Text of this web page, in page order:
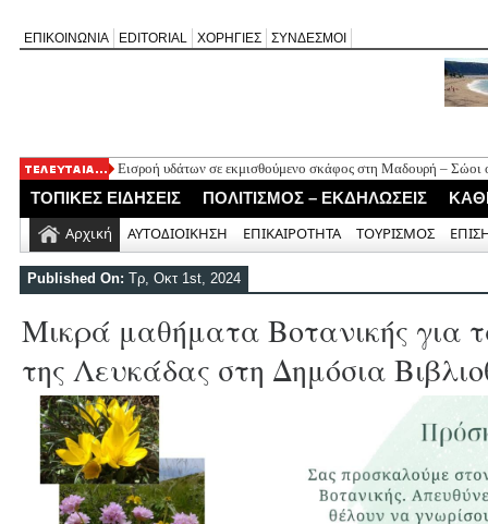
ΕΠΙΚΟΙΝΩΝΙΑ EDITORIAL ΧΟΡΗΓΙΕΣ ΣΥΝΔΕΣΜΟΙ
Εισροή υδάτων σε εκμισθούμενο σκάφος στη Μαδουρή – Σώοι
ΣΧΟΛΙΟ ΣΤΟ ΔΗΜΟΣΙΕΥΜΑ: «Η Φαρμακολύτρια» του
Καλλιγωνίου (της Χριστίνας Μιχαλά)
Άγιος Νικήτας: Απορρίφθηκε αίτημα για φιλανθρωπική δράση
Νέο Τουριστικό Χωροταξικό: Τι αλλάζει σε Λευκάδα και
και τουριστική ανάπτυξη
ΤΟΠΙΚΕΣ ΕΙΔΗΣΕΙΣ ΠΟΛΙΤΙΣΜΟΣ – ΕΚΔΗΛΩΣΕΙΣ
Αρχική ΑΥΤΟΔΙΟΙΚΗΣΗ ΕΠΙΚΑΙΡΟΤΗΤΑ ΤΟΥΡΙΣΜΟΣ
Published On: Τρ, Οκτ 1st, 2024
Μικρά μαθήματα Βοτανικής για
της Λευκάδας στη Δημόσια